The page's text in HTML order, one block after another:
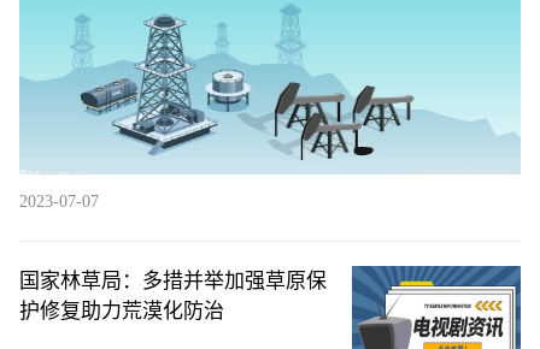
2023-07-07
国家林草局：多措并举加强草原保
护修复助力荒漠化防治